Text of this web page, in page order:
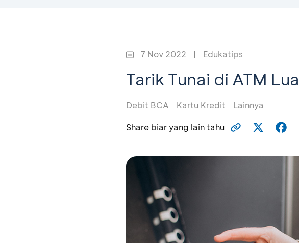
7 Nov 2022 | Edukatips
Tarik Tunai di ATM
Debit BCA Kartu Kredit Lainnya
Share biar yang lain tahu